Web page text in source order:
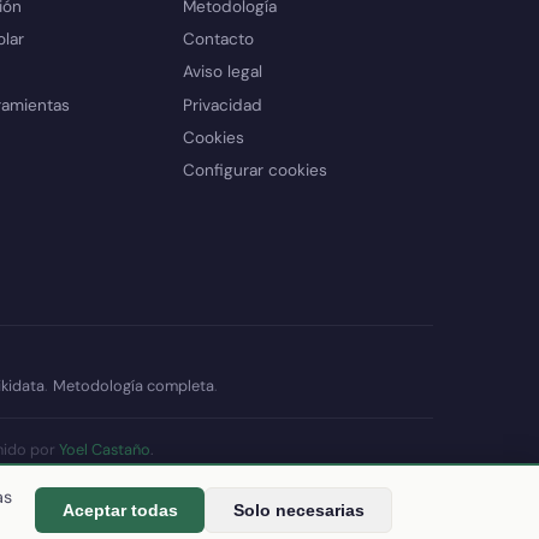
Metodología
Contacto
Aviso legal
Privacidad
Cookies
Configurar cookies
. Metodología completa.
por Yoel Castaño.
Aceptar todas Solo necesarias